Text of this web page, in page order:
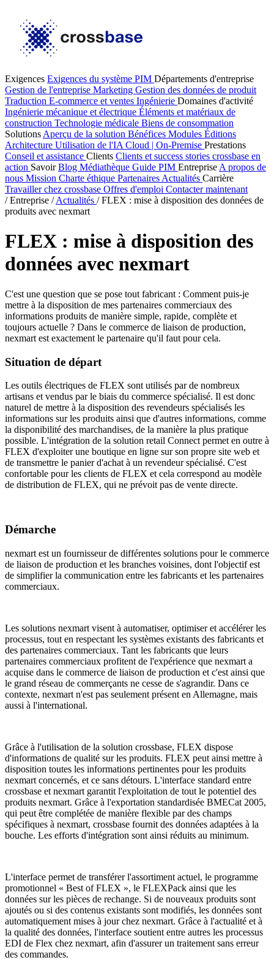
Exigences Exigences du système PIM Départements d'entreprise
Gestion de l'entreprise Marketing Gestion des données de produit
Traduction E-commerce et ventes Ingénierie Domaines d'activité
Ingénierie mécanique et électrique Éléments et matériaux de
construction Technologie médicale Biens de consommation
Solutions Aperçu de la solution Bénéfices Modules Éditions
Architecture Utilisation de l'IA Cloud | On-Premise Prestations
Conseil et assistance Clients Clients et success stories crossbase en
action SavoirBlog Médiathèque Guide PIM Entreprise A propos de
nous Mission Charte éthique Partenaires Actualités Carrière
Travailler chez crossbase Offres d'emploi Contacter maintenant
/ Entreprise / Actualités / FLEX : mise à disposition des données de
produits avec nexmart
FLEX : mise à disposition des
données avec nexmart
C'est une question que se pose tout fabricant : Comment puis-je
mettre à la disposition de mes partenaires commerciaux des
informations produits de manière simple, rapide, complète et
toujours actuelle ? Dans le commerce de liaison de production,
nexmart est exactement le partenaire qu'il faut pour cela.
Situation de départ
Les outils électriques de FLEX sont utilisés par de nombreux
artisans et vendus par le biais du commerce spécialisé. Il est donc
naturel de mettre à la disposition des revendeurs spécialisés les
informations sur les produits ainsi que d'autres informations, comme
la disponibilité des marchandises, de la manière la plus pratique
possible. L'intégration de la solution retail Connect permet en outre à
FLEX d'exploiter une boutique en ligne sur son propre site web et
de transmettre le panier d'achat à un revendeur spécialisé. C'est
confortable pour les clients de FLEX et cela correspond au modèle
de distribution de FLEX, qui ne prévoit pas de vente directe.
Démarche
nexmart est un fournisseur de différentes solutions pour le commerce
de liaison de production et les branches voisines, dont l'objectif est
de simplifier la communication entre les fabricants et les partenaires
commerciaux.
Les solutions nexmart visent à automatiser, optimiser et accélérer les
processus, tout en respectant les systèmes existants des fabricants et
des partenaires commerciaux. Tant les fabricants que leurs
partenaires commerciaux profitent de l'expérience que nexmart a
acquise dans le commerce de liaison de production et c'est ainsi que
le grand réseau de commerçants ne cesse de s'agrandir. Dans ce
contexte, nexmart n'est pas seulement présent en Allemagne, mais
aussi à l'international.
Grâce à l'utilisation de la solution crossbase, FLEX dispose
d'informations de qualité sur les produits. FLEX peut ainsi mettre à
disposition toutes les informations pertinentes pour les produits
nexmart concernés, et ce sans détours. L'interface standard entre
crossbase et nexmart garantit l'exploitation de tout le potentiel des
produits nexmart. Grâce à l'exportation standardisée BMECat 2005,
qui peut être complétée de manière flexible par des champs
spécifiques à nexmart, crossbase fournit des données adaptées à la
bouche. Les efforts d'intégration sont ainsi réduits au minimum.
L'interface permet de transférer l'assortiment actuel, le programme
promotionnel « Best of FLEX », le FLEXPack ainsi que les
données sur les pièces de rechange. Si de nouveaux produits sont
ajoutés ou si des contenus existants sont modifiés, les données sont
automatiquement mises à jour chez nexmart. Grâce à l'actualité et à
la qualité des données, l'interface soutient entre autres les processus
EDI de Flex chez nexmart, afin d'assurer un traitement sans erreur
des commandes.